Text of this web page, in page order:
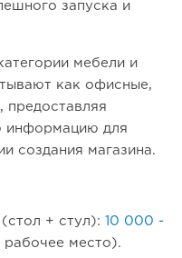
запуска и
мебели и
как офисные,
предоставляя
информацию для
создания магазина.
+ стул):
10 000 -
рабочее место).